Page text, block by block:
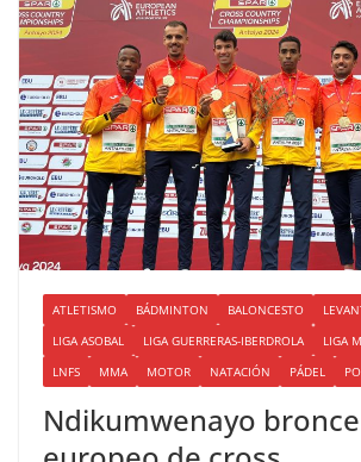
ATLETISMO BÁDMINTON BALONCESTO
LIGA ASOBAL
LIGA GUERRERAS-IBERDROLA LIGA
LNFS
MMA MOTOR NATACIÓN PÁDEL
Ndikumwenayo